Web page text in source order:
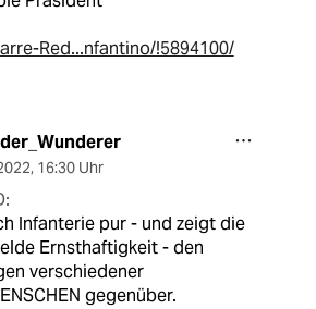
Red...nfantino/!5894100/
, 16:30 Uhr
Infanterie pur - und zeigt die
Ernsthaftigkeit - den
verschiedener
gegenüber.